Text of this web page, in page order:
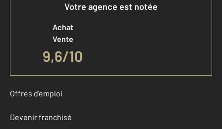
Votre agence est notée
Achat
Vente
9,6/10
Offres d'emploi
Devenir franchisé